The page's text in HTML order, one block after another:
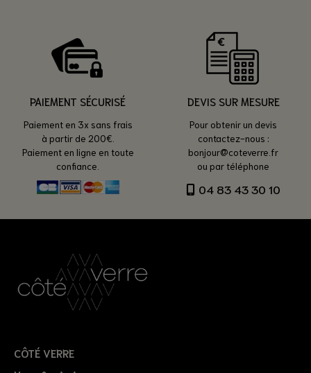
PAIEMENT SÉCURISÉ
Paiement en 3x sans frais
à partir de 200€.
Paiement en ligne en toute
confiance.
DEVIS SUR MESURE
Pour obtenir un devis
contactez-nous :
bonjour@coteverre.fr
ou par téléphone
04 83 43 30 10
CÔTÉ VERRE